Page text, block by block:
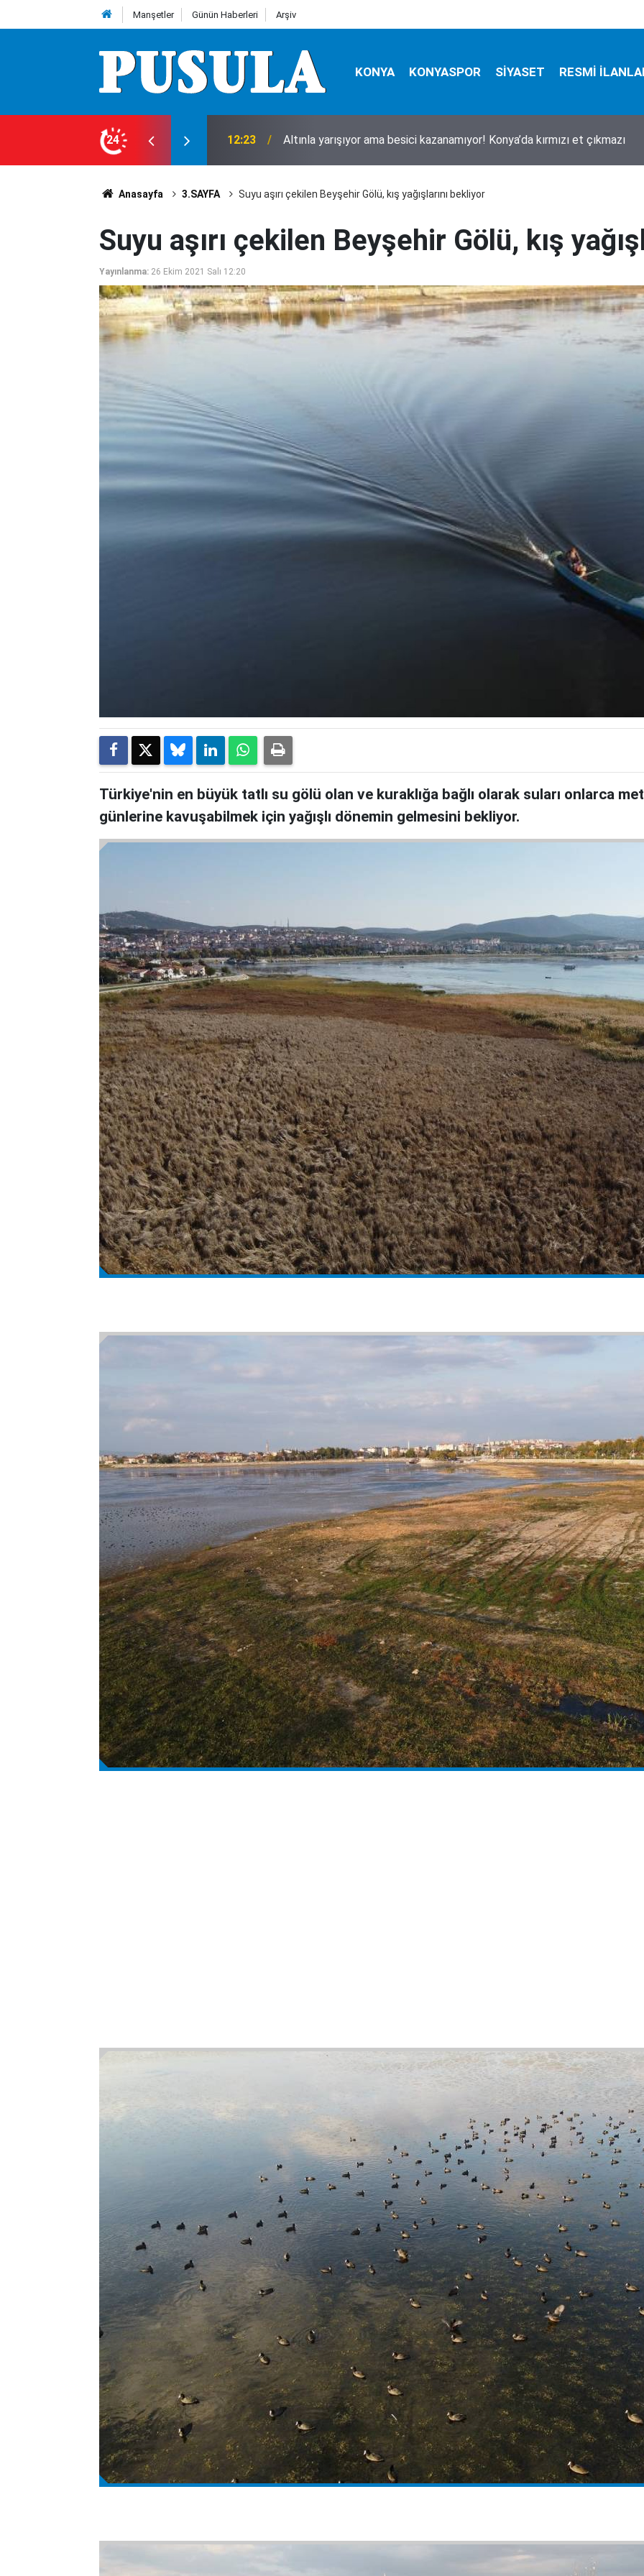
Manşetler Günün Haberleri Arşiv
KONYA KONYASPOR SİYASET RESMİ
24
Konya’da kırmızı et çıkmazı 11:55 Konya’da kayıp kuzu için seferberlik! 10 metrelik çukurdan sağ çıktı
Anasayfa 3.SAYFA Suyu aşırı çekilen Beyşehir Gölü, kış yağışlarını bekliyor
Suyu aşırı çekilen Beyşehir Gölü, kış
Yayınlanma: 26 Ekim 2021 Salı 12:20
Türkiye'nin en büyük tatlı su gölü olan ve kuraklığa bağlı olarak suları onlarca
günlerine kavuşabilmek için yağışlı dönemin gelmesini bekliyor.